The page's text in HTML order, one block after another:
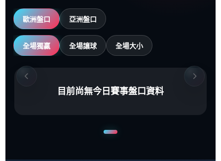
歐洲盤口 亞洲盤口
全場獨贏 全場讓球 全場大小
目前尚無今日賽事盤口資料